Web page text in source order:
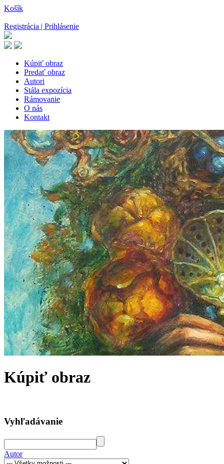
Košík
Registrácia | Prihlásenie
Kúpiť obraz
Predať obraz
Autori
Stála expozícia
Rámovanie
O nás
Kontakt
Kúpiť obraz
Vyhľadávanie
Autor